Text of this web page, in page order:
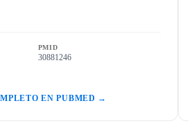
PMID
30881246
EN PUBMED →